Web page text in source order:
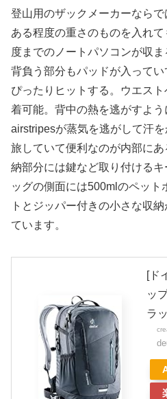
登山用のザックメーカーならで
ある程度の重さのものを入れ
度までのノートパソコンが収ま
背負う部分もパッドが入って
ぴったりヒットする。ウエス
着可能。背中の熱を逃がすよ
airstripesが蒸気を逃がして汗を
旅していて便利なのが内部に
納部分には鍵など取り付ける
ッグの側面には500mlのペット
トとジッパー付きの小さな収
ています。
[ド
ッ
ラ